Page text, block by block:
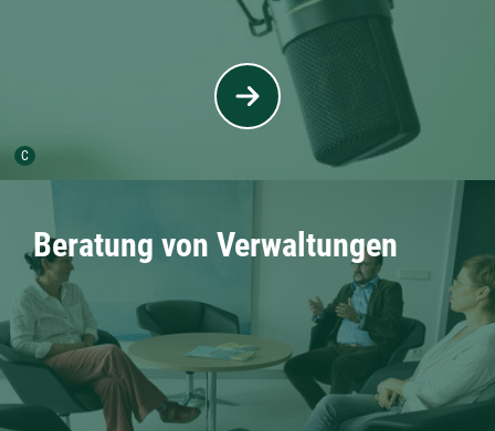
C
Beratung von Verwaltungen